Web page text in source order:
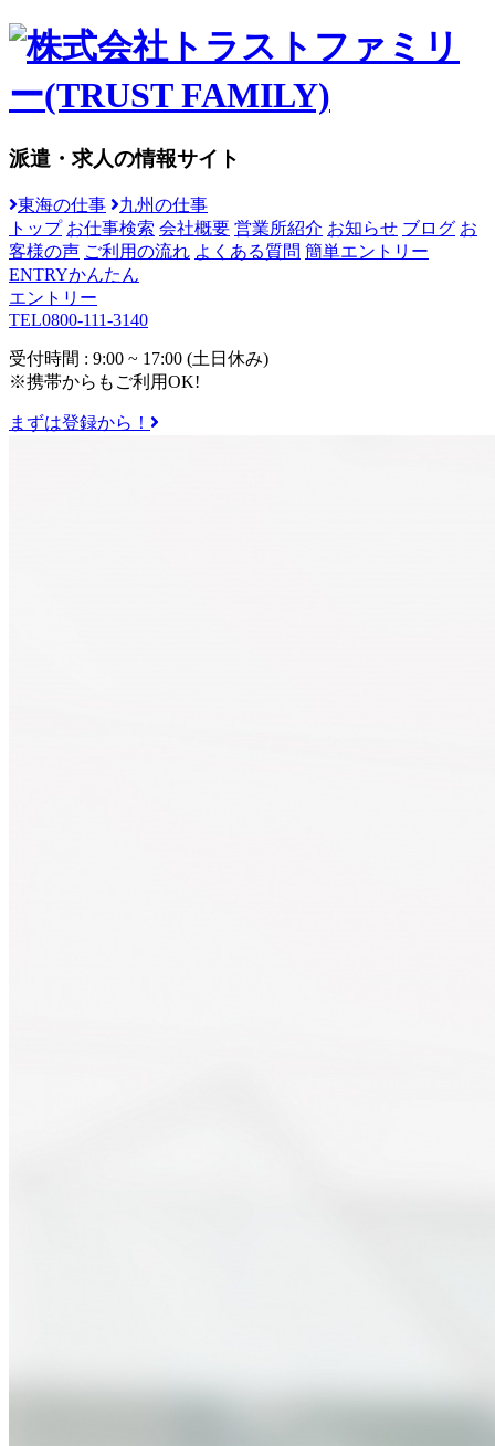
派遣・求人の情報サイト
東海の仕事
九州の仕事
トップ お仕事検索 会社概要 営業所紹介 お知らせ ブログ お
客様の声 ご利用の流れ よくある質問 簡単エントリー
ENTRYかんたん
エントリー
TEL0800-111-3140
受付時間 : 9:00 ~ 17:00 (土日休み)
※携帯からもご利用OK!
まずは登録から！